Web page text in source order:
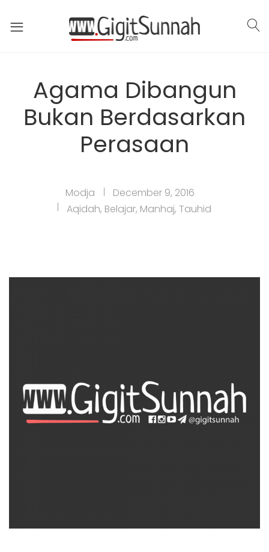
Agama Dibangun
Bukan Berdasarkan
Perasaan
Modja
December 9, 2016
Aqidah, Belajar, Manhaj, Tauhid